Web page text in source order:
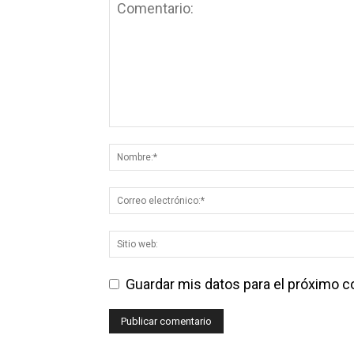
Guardar mis datos para el próximo